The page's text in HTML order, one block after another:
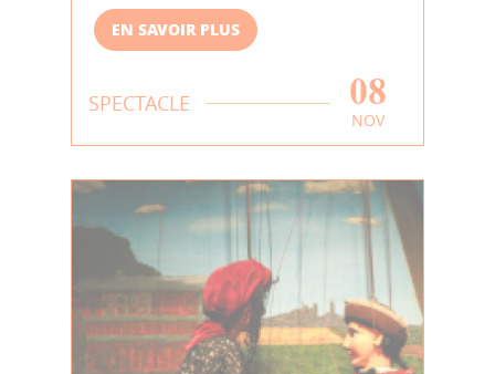
EN SAVOIR PLUS
SPECTACLE 08
NOV